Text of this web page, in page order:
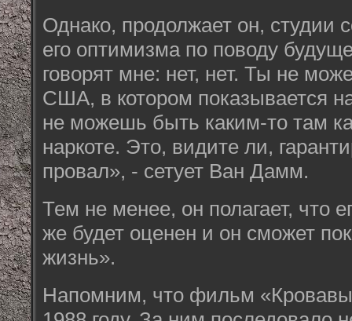
Однако, продолжает он, студии
его оптимизма по поводу
говорят мне: нет, нет. Ты не
США, в котором показывается
не можешь быть каким-то там
наркоте. Это, видите ли,
провал», - сетует Ван Дамм.
Тем не менее, он полагает, что
же будет оценен и он сможет
жизнь».
Напомним, что фильм